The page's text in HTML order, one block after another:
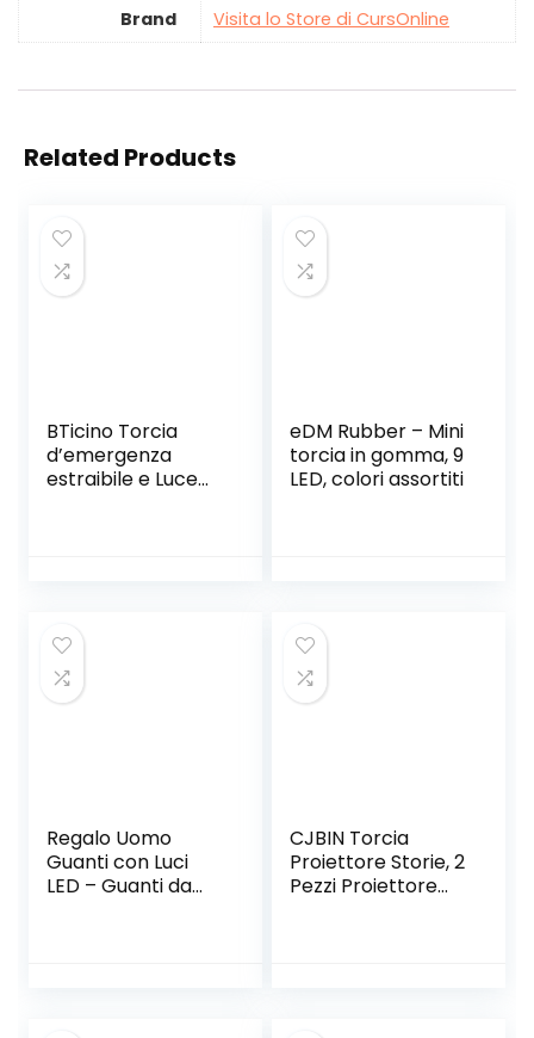
Brand
Visita lo Store di CursOnline
Related Products
BTicino Torcia
d’emergenza
estraibile e Luce
eDM Rubber – Mini
torcia in gomma, 9
LED, colori assortiti
Regalo Uomo
Guanti con Luci
LED – Guanti da
CJBIN Torcia
Proiettore Storie, 2
Pezzi Proiettore